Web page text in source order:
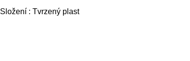
Složení : Tvrzený plast